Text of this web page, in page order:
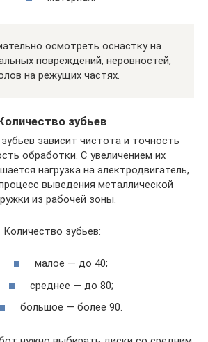
осмотреть оснастку на
повреждений, неровностей,
на режущих частях.
зубьев
зависит чистота и точность
обработки. С увеличением их
нагрузка на электродвигатель,
выведения металлической
из рабочей зоны.
Количество зубьев:
малое — до 40;
среднее — до 80;
большое — более 90.